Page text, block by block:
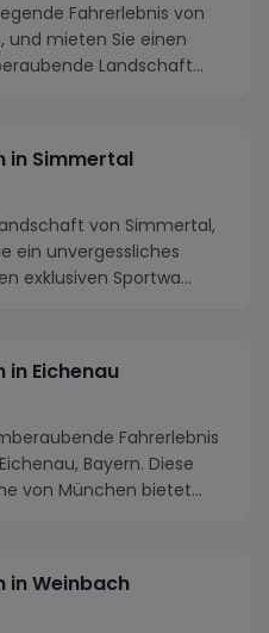
Fahrerlebnis von
und mieten Sie einen
Landschaft
in Simmertal
von Simmertal,
ein unvergessliches
exklusiven Sportwa...
Eichenau
Fahrerlebnis
Bayern. Diese
von München bietet
in Weinbach